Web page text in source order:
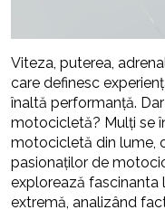
Viteza, puterea,
care definesc
înaltă performanță.
motocicletă? Mulți se
motocicletă din lume,
pasionaților de
explorează
extremă, analizând